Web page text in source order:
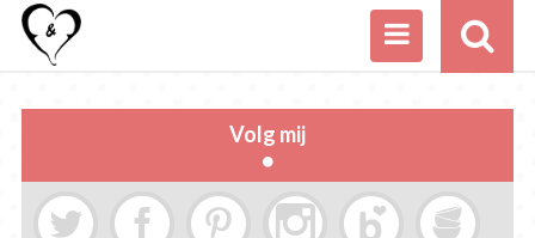
Volg mij